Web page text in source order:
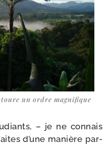
un ordre magnifique
– je ne connais
d’une manière par­